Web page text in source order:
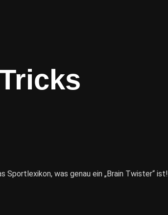
Sportlexikon, was genau ein „Brain Twister“ ist!